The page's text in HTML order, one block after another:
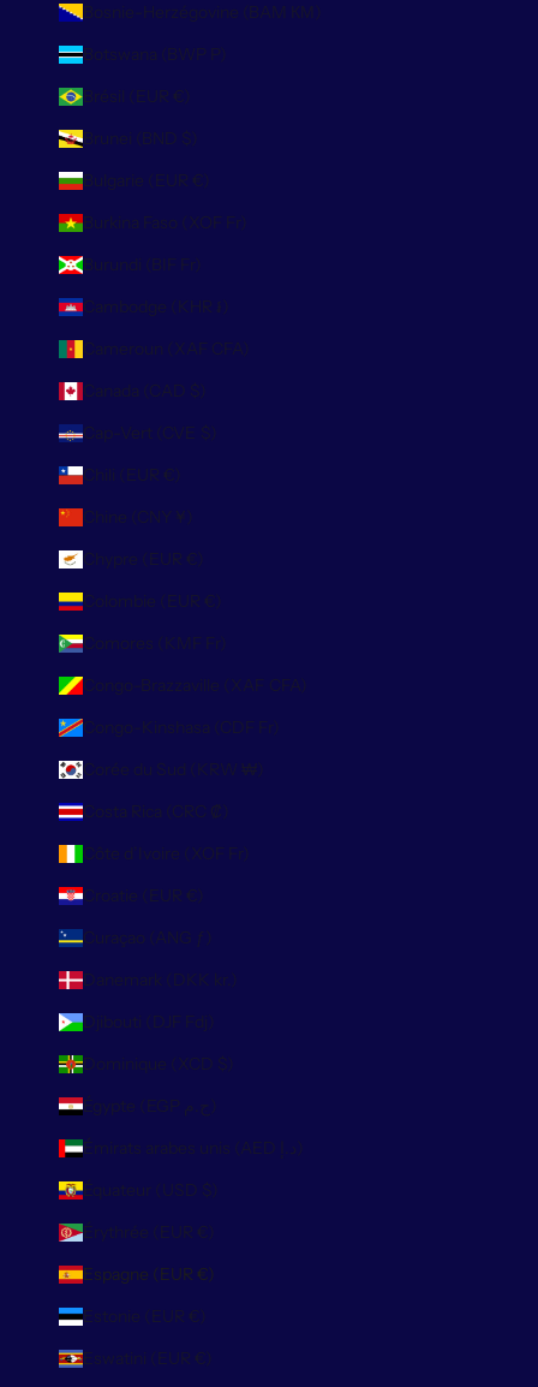
Bosnie-Herzégovine (BAM КМ)
Botswana (BWP P)
Brésil (EUR €)
Brunei (BND $)
Bulgarie (EUR €)
Burkina Faso (XOF Fr)
Burundi (BIF Fr)
Cambodge (KHR ៛)
Cameroun (XAF CFA)
Canada (CAD $)
Cap-Vert (CVE $)
Chili (EUR €)
Chine (CNY ¥)
Chypre (EUR €)
Colombie (EUR €)
Comores (KMF Fr)
Congo-Brazzaville (XAF CFA)
Congo-Kinshasa (CDF Fr)
Corée du Sud (KRW ₩)
Costa Rica (CRC ₡)
Côte d’Ivoire (XOF Fr)
Croatie (EUR €)
Curaçao (ANG ƒ)
Danemark (DKK kr.)
Djibouti (DJF Fdj)
Dominique (XCD $)
Égypte (EGP ج.م)
Émirats arabes unis (AED د.إ)
Équateur (USD $)
Érythrée (EUR €)
Espagne (EUR €)
Estonie (EUR €)
Eswatini (EUR €)